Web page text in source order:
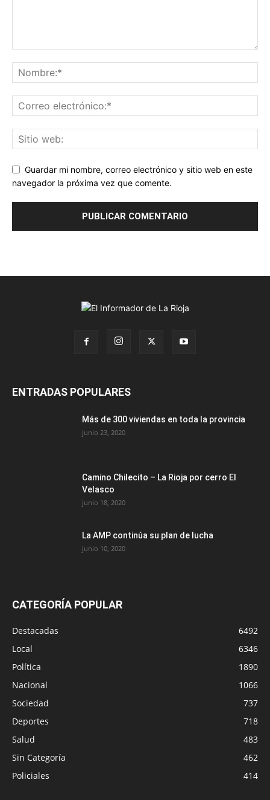
Guardar mi nombre, correo electrónico y sitio web en este
navegador la próxima vez que comente.
ENTRADAS POPULARES
Más de 300 viviendas en toda la provincia
junio 23, 2020
Camino Chilecito – La Rioja por cerro El
Velasco
junio 18, 2020
La AMP continúa su plan de lucha
junio 10, 2020
CATEGORÍA POPULAR
Destacadas
6492
Local
6346
Política
1890
Nacional
1066
Sociedad
737
Deportes
718
Salud
483
Sin Categoría
462
Policiales
414